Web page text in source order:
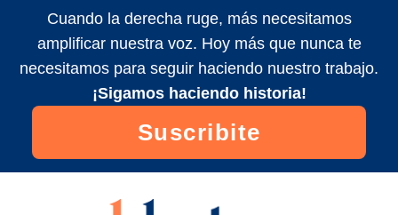
Cuando la derecha ruge, más necesitamos
amplificar nuestra voz. Hoy más que nunca te
necesitamos para seguir haciendo nuestro trabajo.
¡Sigamos haciendo historia!
Suscribite